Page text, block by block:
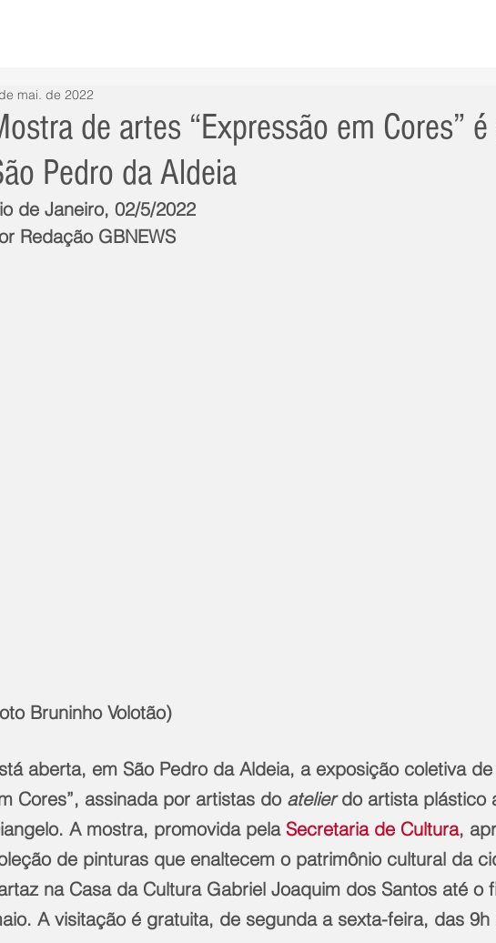
de artes “Expressão em Cores”
Pedro da Aldeia
mai. de 2022
de Janeiro, 02/5/2022
Redação GBNEWS
Bruninho Volotão)
aberta, em São Pedro da Aldeia, a exposição coletiva
Cores”, assinada por artistas do atelier do artista plástico
A mostra, promovida pela Secretaria de Cultura,
de pinturas que enaltecem o patrimônio cultural da
na Casa da Cultura Gabriel Joaquim dos Santos até o
A visitação é gratuita, de segunda a sexta-feira, das 9h